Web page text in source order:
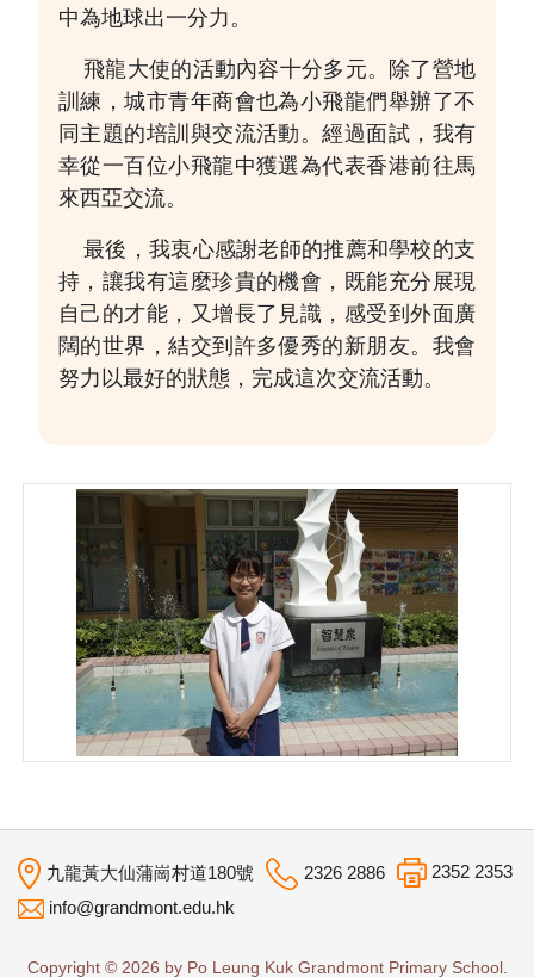
中為地球出一分力。
飛龍大使的活動內容十分多元。除了營地
訓練，城市青年商會也為小飛龍們舉辦了不
同主題的培訓與交流活動。經過面試，我有
幸從一百位小飛龍中獲選為代表香港前往馬
來西亞交流。
最後，我衷心感謝老師的推薦和學校的支
持，讓我有這麼珍貴的機會，既能充分展現
自己的才能，又增長了見識，感受到外面廣
闊的世界，結交到許多優秀的新朋友。我會
努力以最好的狀態，完成這次交流活動。
九龍黃大仙蒲崗村道180號 2326 2886
2352 2353
info@grandmont.edu.hk
Copyright © 2026 by Po Leung Kuk Grandmont Primary School.